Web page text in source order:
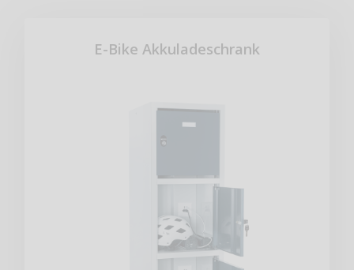
E-Bike Akkuladeschrank